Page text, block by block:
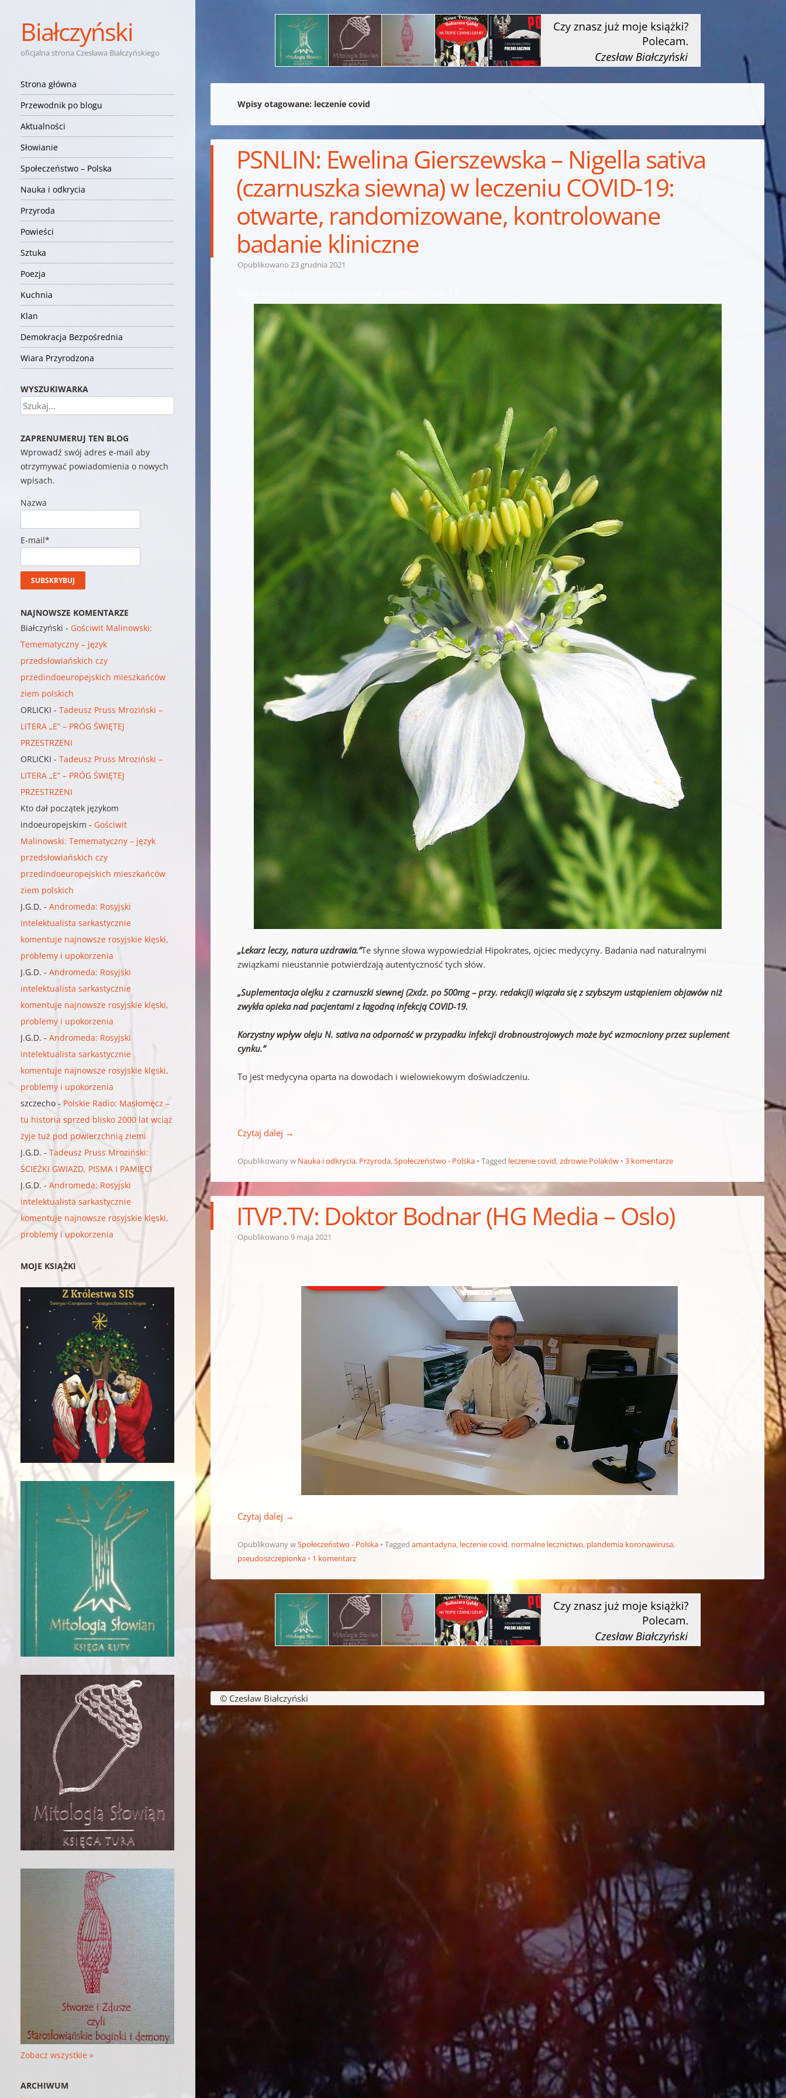
Białczyński
oficjalna strona Czesława Białczyńskiego
Nawigacja
Przejdź do treści
Strona główna
Przewodnik po blogu
Aktualności
Słowianie
Społeczeństwo – Polska
Nauka i odkrycia
Przyroda
Powieści
Sztuka
Poezja
Kuchnia
Klan
Demokracja Bezpośrednia
Wiara Przyrodzona
Wpisy otagowane: leczenie covid
PSNLIN: Ewelina Gierszewska – Nigella sativa
(czarnuszka siewna) w leczeniu COVID-19:
otwarte, randomizowane, kontrolowane
badanie kliniczne
Opublikowano23 grudnia 2021
„Lekarz leczy, natura uzdrawia.”Te słynne słowa wypowiedział Hipokrates, ojciec medycyny. Badania nad naturalnymi
związkami nieustannie potwierdzają autentyczność tych słów.
„Suplementacja olejku z czarnuszki siewnej (2xdz. po 500mg – przy. redakcji) wiązała się z szybszym ustąpieniem objawów niż
zwykła opieka nad pacjentami z łagodną infekcją COVID-19.
Korzystny wpływ oleju N. sativa na odporność w przypadku infekcji drobnoustrojowych może być wzmocniony przez suplement
cynku.”
To jest medycyna oparta na dowodach i wielowiekowym doświadczeniu.
Czytaj dalej →
Opublikowany w Nauka i odkrycia, Przyroda,Społeczeństwo - Polska Tagged leczenie covid,zdrowie Polaków 3 komentarze
ITVP.TV: Doktor Bodnar (HG Media – Oslo)
Opublikowano9 maja 2021
Czytaj dalej →
Opublikowany wSpołeczeństwo - Polska Taggedamantadyna, leczenie covid, normalne lecznictwo, plandemia koronawirusa,
pseudoszczepionka
1 komentarz
Nawigacja wpisu
WYSZUKIWARKA
Szukaj
ZAPRENUMERUJ TEN BLOG
Wprowadź swój adres e-mail aby
otrzymywać powiadomienia o nowych
wpisach.
Nazwa
E-mail*
NAJNOWSZE KOMENTARZE
Białczyński - Gościwit Malinowski:
Temematyczny – język
przedsłowiańskich czy
przedindoeuropejskich mieszkańców
ziem polskich
ORLICKI -Tadeusz Pruss Mroziński –
LITERA „E” – PRÓG ŚWIĘTEJ
PRZESTRZENI
ORLICKI -Tadeusz Pruss Mroziński –
LITERA „E” – PRÓG ŚWIĘTEJ
PRZESTRZENI
Kto dał początek językom
indoeuropejskim - Gościwit
Malinowski: Temematyczny – język
przedsłowiańskich czy
przedindoeuropejskich mieszkańców
ziem polskich
J.G.D. -Andromeda: Rosyjski
intelektualista sarkastycznie
komentuje najnowsze rosyjskie klęski,
problemy i upokorzenia
J.G.D. -Andromeda: Rosyjski
intelektualista sarkastycznie
komentuje najnowsze rosyjskie klęski,
problemy i upokorzenia
J.G.D. -Andromeda: Rosyjski
intelektualista sarkastycznie
komentuje najnowsze rosyjskie klęski,
problemy i upokorzenia
szczecho - Polskie Radio: Masłomęcz –
tu historia sprzed blisko 2000 lat wciąż
żyje tuż pod powierzchnią ziemi
J.G.D. -Tadeusz Pruss Mroziński:
ŚCIEŻKI GWIAZD, PISMA I PAMIĘCI
J.G.D. -Andromeda: Rosyjski
intelektualista sarkastycznie
komentuje najnowsze rosyjskie klęski,
problemy i upokorzenia
MOJE KSIĄŻKI
Zobacz wszystkie »
ARCHIWUM
© Czesław Białczyński